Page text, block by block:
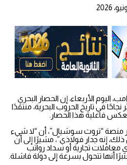
اليوم الأربعاء، إن الحصار البحري
في تاريخ الحروب البحرية، منتقدًا
تعكس فاعلية هذا الحصار.
منصة “تروث سوشيال”، أن “لا شيء
ذلك، إنه جدار فولاذي”، مشيرًا إلى أن
معاملات تجارية أو سداد رواتب
أنها تتحول بسرعة إلى دولة فاشلة.